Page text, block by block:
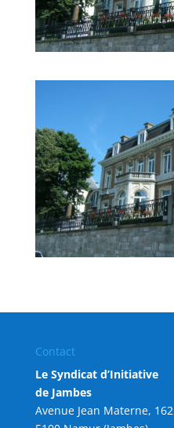
Contact
Le Syndicat d’Initiative
de Jambes
Avenue Jean Materne, 162